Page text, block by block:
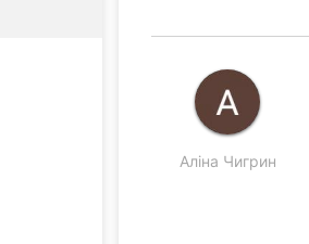
Аліна Чигрин